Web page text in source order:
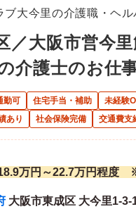
ブ大今里の介護職・ヘ
／大阪市営今
介護士のお仕
勤可 住宅手当・補助 未経験
あり
社会保険完備 交通費支
万円～22.7万円程度
大阪市東成区 大今里1-